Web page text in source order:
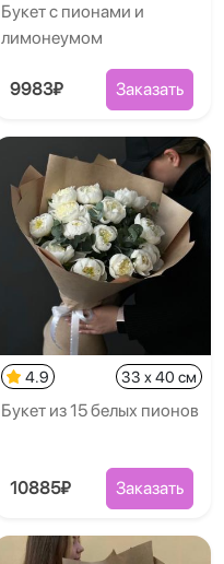
Букет с пионами и
лимонеумом
9983₽ Заказать
4.9 33 x 40 см
Букет из 15 белых пионов
10885₽ Заказать